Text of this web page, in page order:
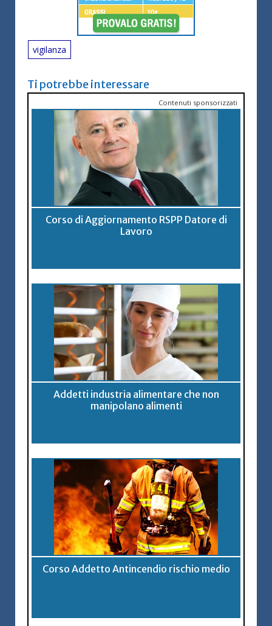
vigilanza
Ti potrebbe interessare
Contenuti sponsorizzati
Corso di Aggiornamento RSPP Datore di
Lavoro
Addetti industria alimentare che non
manipolano alimenti
Corso Addetto Antincendio rischio medio